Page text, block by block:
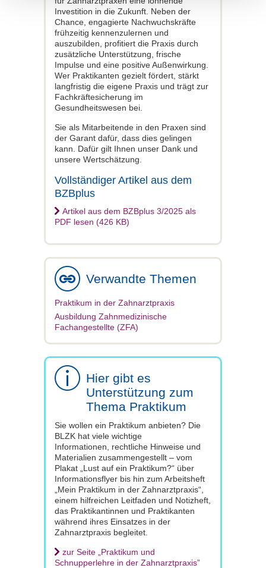
Investition in die Zukunft. Neben der
Chance, engagierte Nachwuchskräfte
frühzeitig kennenzulernen und
auszubilden, profitiert die Praxis durch
zusätzliche Unterstützung, frische
Impulse und eine positive Außenwirkung.
Wer Praktikanten gezielt fördert, stärkt
langfristig die eigene Praxis und trägt zur
Fachkräftesicherung im
Gesundheitswesen bei.
Sie als Mitarbeitende in den Praxen sind
der Garant dafür, dass dies gelingen
kann. Dafür gilt Ihnen unser Dank und
unsere Wertschätzung.
Vollständiger Artikel aus dem
BZBplus
Artikel aus dem BZBplus 3/2025 als
PDF lesen (426 KB)
Verwandte Themen
Praktikum in der Zahnarztpraxis
Ausbildung Zahnmedizinische
Fachangestellte (ZFA)
Hier gibt es
Unterstützung zum
Thema Praktikum
Sie wollen ein Praktikum anbieten? Die
BLZK hat viele wichtige
Informationen, rechtliche Hinweise und
Materialien zusammengestellt – vom
Plakat „Lust auf ein Praktikum?“ über
Informationsflyer bis hin zum Arbeitsheft
„Mein Praktikum in der Zahnarztpraxis“,
einem hilfreichen Leitfaden und Notizheft,
das Praktikantinnen und Praktikanten
während ihres Einsatzes in der
Zahnarztpraxis begleitet.
zur Seite „Praktikum und
Schnupperlehre in der Zahnarztpraxis”